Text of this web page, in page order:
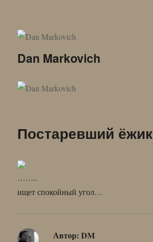
Dan Markovich
Постаревший ёжик
……..
ищет спокойный угол…
Автор: DM